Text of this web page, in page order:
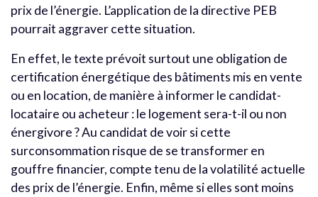
prix de l’énergie. L’application de la directive PEB
pourrait aggraver cette situation.
En effet, le texte prévoit surtout une obligation de
certification énergétique des bâtiments mis en vente
ou en location, de manière à informer le candidat-
locataire ou acheteur : le logement sera-t-il ou non
énergivore ? Au candidat de voir si cette
surconsommation risque de se transformer en
gouffre financier, compte tenu de la volatilité actuelle
des prix de l’énergie. Enfin, même si elles sont moins